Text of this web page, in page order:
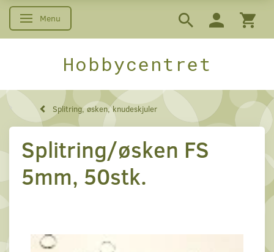
Skifte navigation
Menu
Hobbycentret
Splitring, øsken, knudeskjuler
Splitring/øsken FS
5mm, 50stk.